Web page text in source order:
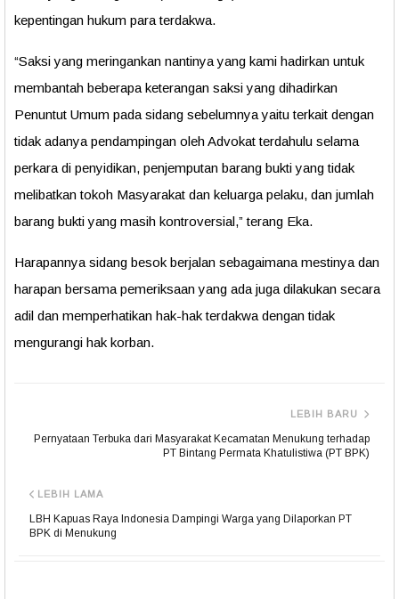
kepentingan hukum para terdakwa.
“Saksi yang meringankan nantinya yang kami hadirkan untuk
membantah beberapa keterangan saksi yang dihadirkan
Penuntut Umum pada sidang sebelumnya yaitu terkait dengan
tidak adanya pendampingan oleh Advokat terdahulu selama
perkara di penyidikan, penjemputan barang bukti yang tidak
melibatkan tokoh Masyarakat dan keluarga pelaku, dan jumlah
barang bukti yang masih kontroversial,” terang Eka.
Harapannya sidang besok berjalan sebagaimana mestinya dan
harapan bersama pemeriksaan yang ada juga dilakukan secara
adil dan memperhatikan hak-hak terdakwa dengan tidak
mengurangi hak korban.
LEBIH BARU
Pernyataan Terbuka dari Masyarakat Kecamatan Menukung terhadap
PT Bintang Permata Khatulistiwa (PT BPK)
LEBIH LAMA
LBH Kapuas Raya Indonesia Dampingi Warga yang Dilaporkan PT
BPK di Menukung